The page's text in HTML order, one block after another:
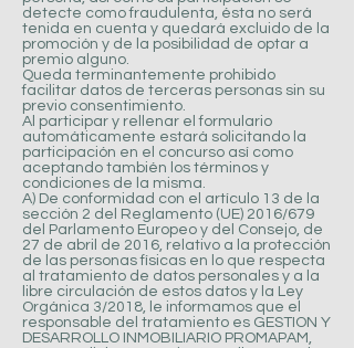
detecte como fraudulenta, ésta no será
tenida en cuenta y quedará excluido de la
promoción y de la posibilidad de optar a
premio alguno.
Queda terminantemente prohibido
facilitar datos de terceras personas sin su
previo consentimiento.
Al participar y rellenar el formulario
automáticamente estará solicitando la
participación en el concurso así como
aceptando también los términos y
condiciones de la misma.
A) De conformidad con el artículo 13 de la
sección 2 del Reglamento (UE) 2016/679
del Parlamento Europeo y del Consejo, de
27 de abril de 2016, relativo a la protección
de las personas físicas en lo que respecta
al tratamiento de datos personales y a la
libre circulación de estos datos y la Ley
Orgánica 3/2018, le informamos que el
responsable del tratamiento es GESTION Y
DESARROLLO INMOBILIARIO PROMAPAM,